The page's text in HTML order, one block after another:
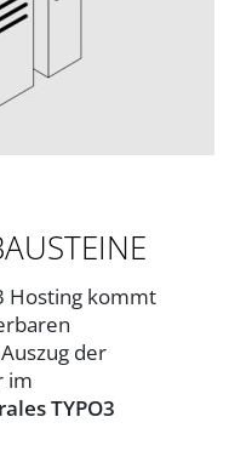
Hosting kommt
der
im
TYPO3